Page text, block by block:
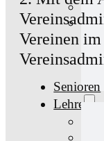
Senioren
Lehre
Vereinen